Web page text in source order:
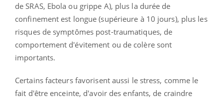
de SRAS, Ebola ou grippe A), plus la durée de
confinement est longue (supérieure à 10 jours), plus les
risques de symptômes post-traumatiques, de
comportement d'évitement ou de colère sont
importants.
Certains facteurs favorisent aussi le stress, comme le
fait d'être enceinte, d'avoir des enfants, de craindre